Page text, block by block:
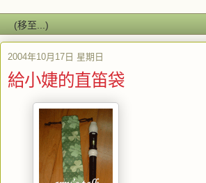
2004年10月17日 星期日
給小婕的直笛袋